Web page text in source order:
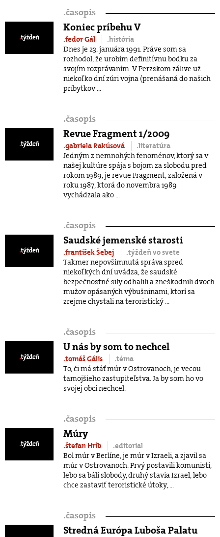
.časopis
Koniec príbehu V
.fedor Gál
.história
Dnes je 23. januára 1991. Práve som sa
rozhodol, že urobím definitívnu bodku za
svojím rozprávaním. V Perzskom zálive už
niekoľko dní zúri vojna (prenášaná do našich
príbytkov ...
.časopis
Revue Fragment 1/2009
.gabriela Rakúsová
.literatúra
Jedným z nemnohých fenoménov, ktorý sa v
našej kultúre spája s bojom za slobodu pred
rokom 1989, je revue Fragment, založená v
roku 1987, ktorá do novembra 1989
vychádzala ako ...
.časopis
Saudské jemenské starosti
.františek Šebej
.týždeň vo svete
Takmer nepovšimnutá správa spred
niekoľkých dní uvádza, že saudské
bezpečnostné sily odhalili a zneškodnili dvoch
mužov opásaných výbušninami, ktorí sa
zrejme chystali na teroristický ...
.časopis
U nás by som to nechcel
.tomáš Gális
.téma
To, či má stáť múr v Ostrovanoch, je vecou
tamojšieho zastupiteľstva. Ja by som ho vo
svojej obci nechcel.
.časopis
Múry
.štefan Hríb
.editorial
Bol múr v Berlíne, je múr v Izraeli, a zjavil sa
múr v Ostrovanoch. Prvý postavili komunisti,
lebo sa báli slobody, druhý stavia Izrael, lebo
chce zastaviť teroristické útoky, ...
.časopis
Stredná Európa Luboša Palatu